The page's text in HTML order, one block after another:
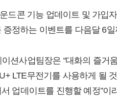
드콘 기능 업데이트 및 가입
정하는 이벤트를 다음달 6
션사업팀장은 “대화의 즐거
LTE무전기를 사용하게 될
업데이트를 진행할 예정”이